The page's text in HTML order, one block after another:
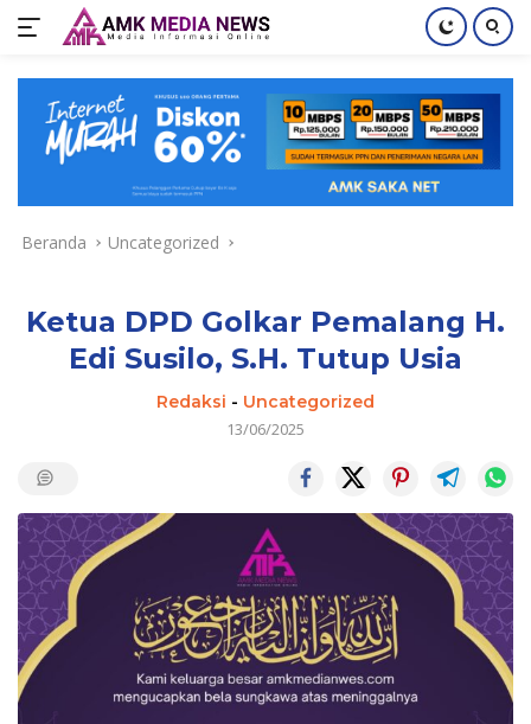
konten
Beranda Uncategorized
Ketua DPD Golkar Pemalang H.
Edi Susilo, S.H. Tutup Usia
Redaksi - Uncategorized
13/06/2025